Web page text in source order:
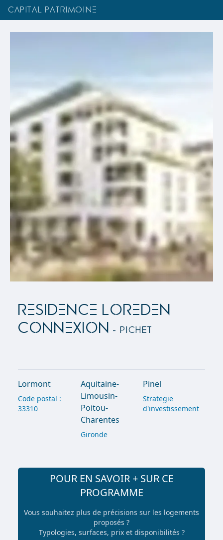
CAPITAL PATRIMOINE
RESIDENCE LOREDEN
CONNEXION - Pichet
Lormont
Code postal :
33310
Aquitaine-
Limousin-
Poitou-
Charentes
Gironde
Pinel
Strategie
d'investissement
POUR EN SAVOIR + SUR CE
PROGRAMME
Vous souhaitez plus de précisions sur les logements
proposés ?
Typologies, surfaces, prix et disponibilités ?